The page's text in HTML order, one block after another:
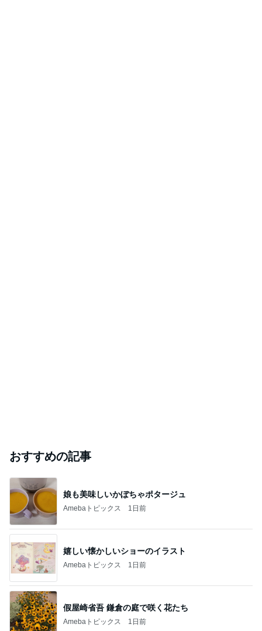
おすすめの記事
娘も美味しいかぼちゃポタージュ
Amebaトピックス 1日前
嬉しい懐かしいショーのイラスト
Amebaトピックス 1日前
假屋崎省吾 鎌倉の庭で咲く花たち
Amebaトピックス 1日前